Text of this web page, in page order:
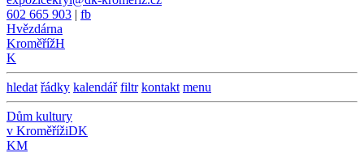
602 665 903 | fb
Hvězdárna
KroměřížH
K
hledat řádky kalendář filtr kontakt menu
Dům kultury
v KroměřížiDK
KM